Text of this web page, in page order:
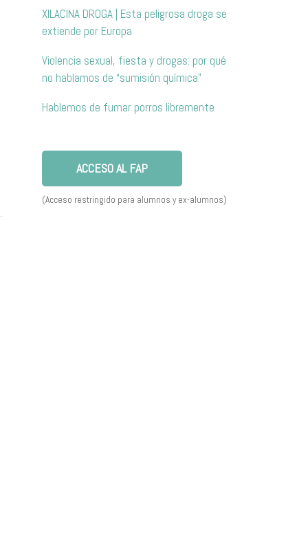
XILACINA DROGA | Esta peligrosa droga se
extiende por Europa
Violencia sexual, fiesta y drogas: por qué
no hablamos de “sumisión química”
Hablemos de fumar porros libremente
ACCESO AL FAP
(Acceso restringido para alumnos y ex-alumnos)